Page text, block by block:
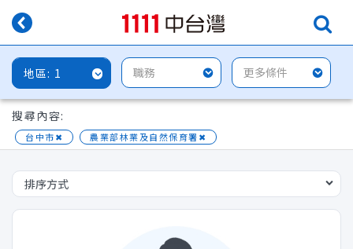
1
搜尋內容:
台中市✖ 農業部林業及自然保育署✖